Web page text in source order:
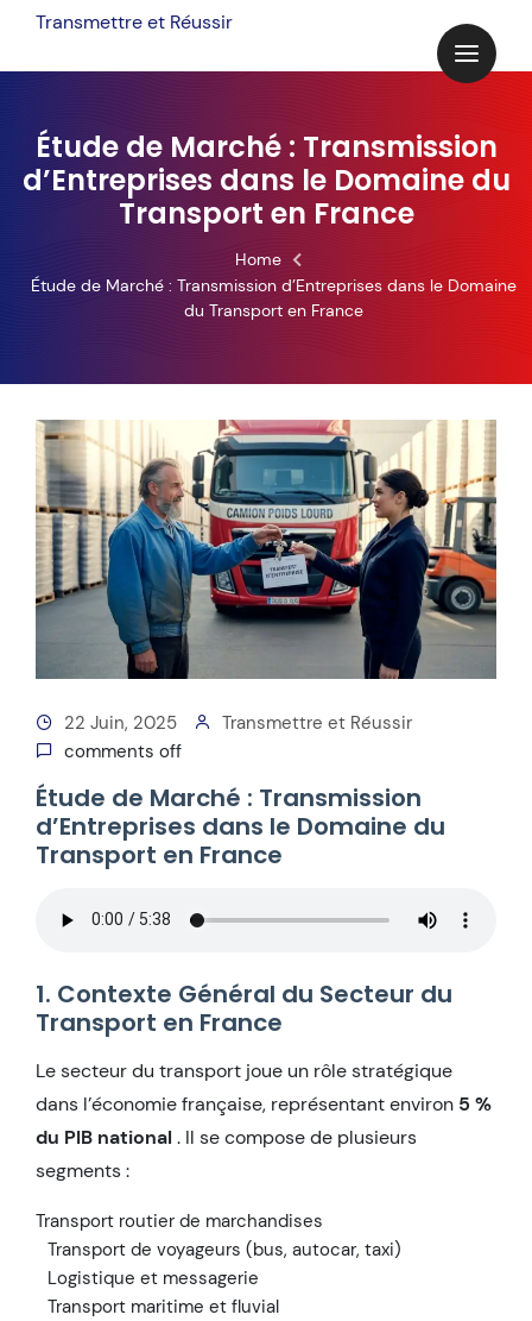
content
Transmettre et Réussir
Étude de Marché : Transmission
d’Entreprises dans le Domaine du
Transport en France
Home
Étude de Marché : Transmission d’Entreprises dans le Domaine
du Transport en France
22 Juin, 2025
Transmettre et Réussir
comments off
Étude de Marché : Transmission
d’Entreprises dans le Domaine du
Transport en France
1. Contexte Général du Secteur du
Transport en France
Le secteur du transport joue un rôle stratégique
dans l’économie française, représentant environ 5 %
du PIB national . Il se compose de plusieurs
segments :
Transport routier de marchandises
Transport de voyageurs (bus, autocar, taxi)
Logistique et messagerie
Transport maritime et fluvial